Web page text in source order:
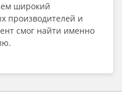
широкий
производителей и
смог найти именно